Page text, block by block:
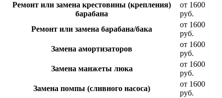
Ремонт или замена крестовины (крепления)
барабана
от 1600
руб.
Ремонт или замена барабана/бака
от 1600
руб.
Замена амортизаторов
от 1600
руб.
Замена манжеты люка
от 1600
руб.
Замена помпы (сливного насоса)
от 1600
руб.